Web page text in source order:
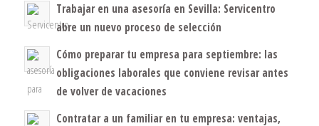
Trabajar en una asesoría en Sevilla: Servicentro
abre un nuevo proceso de selección
Cómo preparar tu empresa para septiembre: las
obligaciones laborales que conviene revisar antes
de volver de vacaciones
Contratar a un familiar en tu empresa: ventajas,